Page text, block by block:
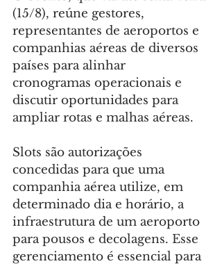
(15/8), reúne gestores,
representantes de aeroportos e
companhias aéreas de diversos
países para alinhar
cronogramas operacionais e
discutir oportunidades para
ampliar rotas e malhas aéreas.
Slots são autorizações
concedidas para que uma
companhia aérea utilize, em
determinado dia e horário, a
infraestrutura de um aeroporto
para pousos e decolagens. Esse
gerenciamento é essencial para